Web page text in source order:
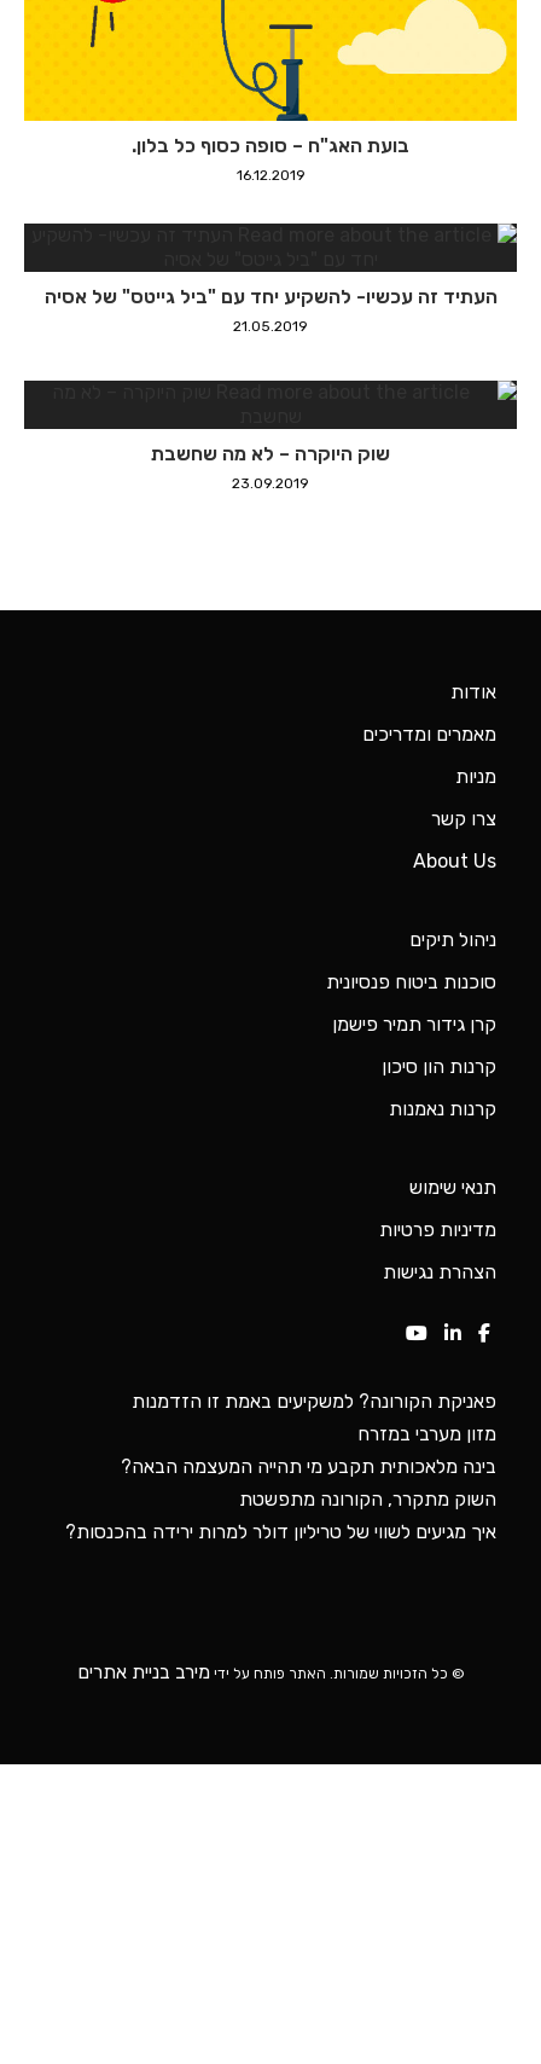
בועת האג"ח – סופה כסוף כל בלון.
16.12.2019
העתיד זה עכשיו- להשקיע יחד עם "ביל גייטס" של אסיה
21.05.2019
שוק היוקרה – לא מה שחשבת
23.09.2019
אודות
מאמרים ומדריכים
מניות
צרו קשר
About Us
ניהול תיקים
סוכנות ביטוח פנסיונית
קרן גידור תמיר פישמן
קרנות הון סיכון
קרנות נאמנות
תנאי שימוש
מדיניות פרטיות
הצהרת נגישות
פאניקת הקורונה? למשקיעים באמת זו הזדמנות
מזון מערבי במזרח
בינה מלאכותית תקבע מי תהייה המעצמה הבאה?
השוק מתקרר, הקורונה מתפשטת
איך מגיעים לשווי של טריליון דולר למרות ירידה בהכנסות?
© כל הזכויות שמורות. האתר פותח על ידימירב בניית אתרים